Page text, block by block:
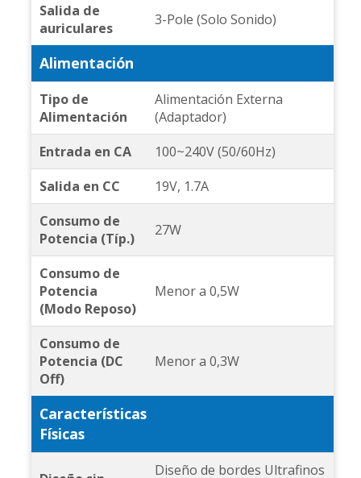
Salida de
auriculares
3-Pole (Solo Sonido)
Alimentación
Tipo de
Alimentación
Alimentación Externa
(Adaptador)
Entrada en CA
100~240V (50/60Hz)
Salida en CC
19V, 1.7A
Consumo de
Potencia (Típ.)
27W
Consumo de
Potencia
(Modo Reposo)
Menor a 0,5W
Consumo de
Potencia (DC
Off)
Menor a 0,3W
Características
Físicas
Diseño de bordes Ultrafinos